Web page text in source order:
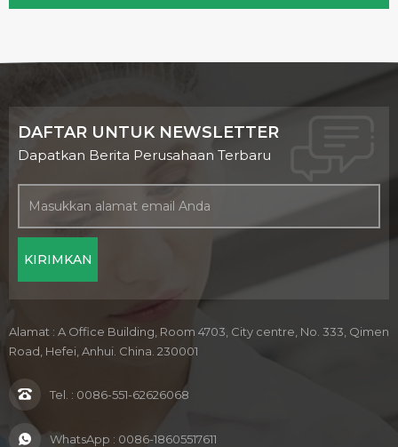
DAFTAR UNTUK NEWSLETTER
Dapatkan Berita Perusahaan Terbaru
Alamat : A Office Building, Room 4703, City centre, No. 333, Qimen
Road, Hefei, Anhui. China. 230001
Tel. : 0086-551-62626068
WhatsApp : 0086-18605517611